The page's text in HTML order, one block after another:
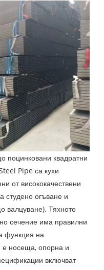
поцинковани квадратни
Pipe са кухи
от висококачествени
студено огъване и
валцуване). Тяхното
сечение има правилни
функция на
е носеща, опорна и
включват